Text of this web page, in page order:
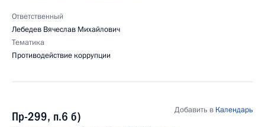
Ответственный
Лебедев Вячеслав Михайлович
Тематика
Противодействие коррупции
Пр-299, п.6 б)
Добавить в Календарь